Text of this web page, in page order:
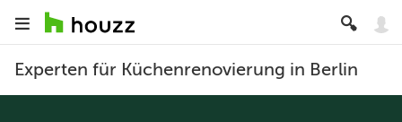
Experten für Küchenrenovierung in Berlin